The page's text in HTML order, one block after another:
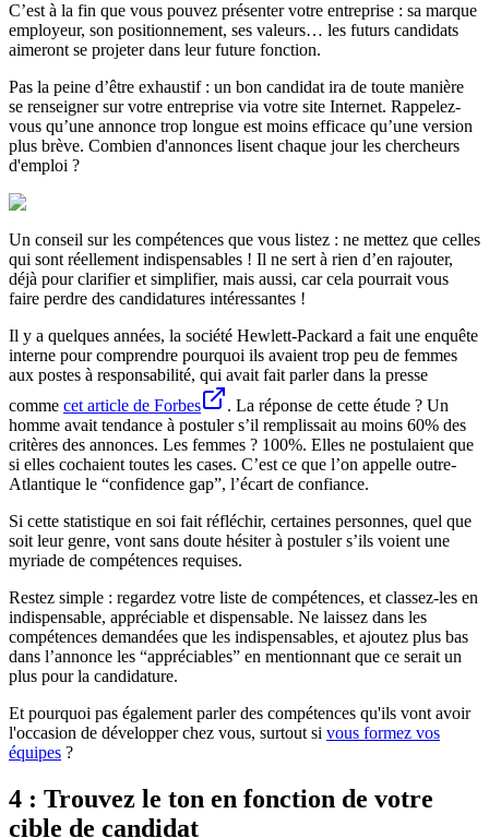
C’est à la fin que vous pouvez présenter votre entreprise : sa marque
employeur, son positionnement, ses valeurs… les futurs candidats
aimeront se projeter dans leur future fonction.
Pas la peine d’être exhaustif : un bon candidat ira de toute manière
se renseigner sur votre entreprise via votre site Internet. Rappelez-
vous qu’une annonce trop longue est moins efficace qu’une version
plus brève. Combien d'annonces lisent chaque jour les chercheurs
d'emploi ?
Un conseil sur les compétences que vous listez : ne mettez que celles
qui sont réellement indispensables ! Il ne sert à rien d’en rajouter,
déjà pour clarifier et simplifier, mais aussi, car cela pourrait vous
faire perdre des candidatures intéressantes !
Il y a quelques années, la société Hewlett-Packard a fait une enquête
interne pour comprendre pourquoi ils avaient trop peu de femmes
aux postes à responsabilité, qui avait fait parler dans la presse
comme cet article de Forbes
. La réponse de cette étude ? Un
homme avait tendance à postuler s’il remplissait au moins 60% des
critères des annonces. Les femmes ? 100%. Elles ne postulaient que
si elles cochaient toutes les cases. C’est ce que l’on appelle outre-
Atlantique le “confidence gap”, l’écart de confiance.
Si cette statistique en soi fait réfléchir, certaines personnes, quel que
soit leur genre, vont sans doute hésiter à postuler s’ils voient une
myriade de compétences requises.
Restez simple : regardez votre liste de compétences, et classez-les en
indispensable, appréciable et dispensable. Ne laissez dans les
compétences demandées que les indispensables, et ajoutez plus bas
dans l’annonce les “appréciables” en mentionnant que ce serait un
plus pour la candidature.
Et pourquoi pas également parler des compétences qu'ils vont avoir
l'occasion de développer chez vous, surtout si vous formez vos
équipes ?
4 : Trouvez le ton en fonction de votre
cible de candidat